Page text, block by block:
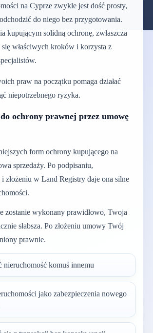
na Cyprze zwykle jest dość prosty,
do niego bez przygotowania.
kupującym solidną ochronę, zwłaszcza
się właściwych kroków i korzysta z
praw na początku pomaga działać
niepotrzebnego ryzyka.
ochrony prawnej przez umowę
form ochrony kupującego na
sprzedaży. Po podpisaniu,
złożeniu w Land Registry daje ona silne
zostanie wykonany prawidłowo, Twoja
słabsza. Po złożeniu umowy Twój
prawnie.
nieruchomość komuś innemu
jako zabezpieczenia nowego